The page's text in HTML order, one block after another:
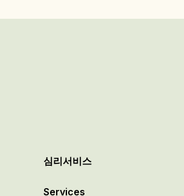
심리서비스
Services